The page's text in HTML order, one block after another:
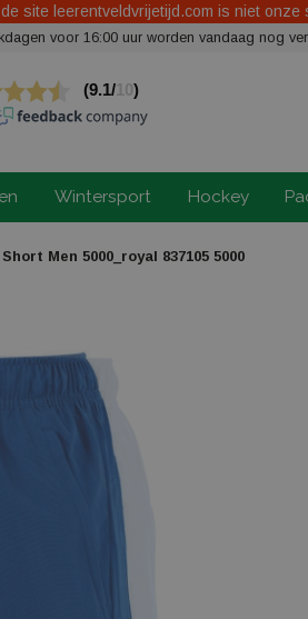
site leerentveldvrijetijd.com is niet onze
voor 16:00 uur worden vandaag nog
Wintersport Hockey
Men 5000_royal 837105 5000